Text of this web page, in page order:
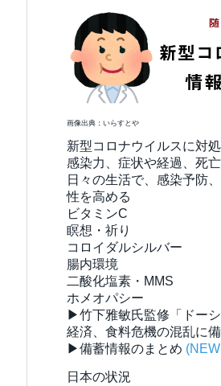
画像出典：いらすとや
新型コロナウイルスに対
感染力、症状や経過、死
日々の生活で、感染予防
性を高める
ビタミンC
瞑想・祈り
コロイダルシルバー
腸内環境
二酸化塩素・MMS
ホメオパシー
▶竹下雅敏氏監修「ドーシ
経済、食料危機の混乱に
▶備蓄情報のまとめ
日本の状況